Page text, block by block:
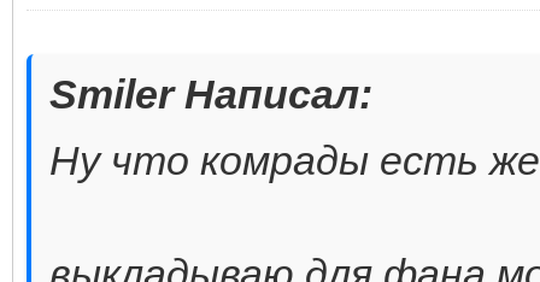
Smiler Написал:
Ну что комрады есть